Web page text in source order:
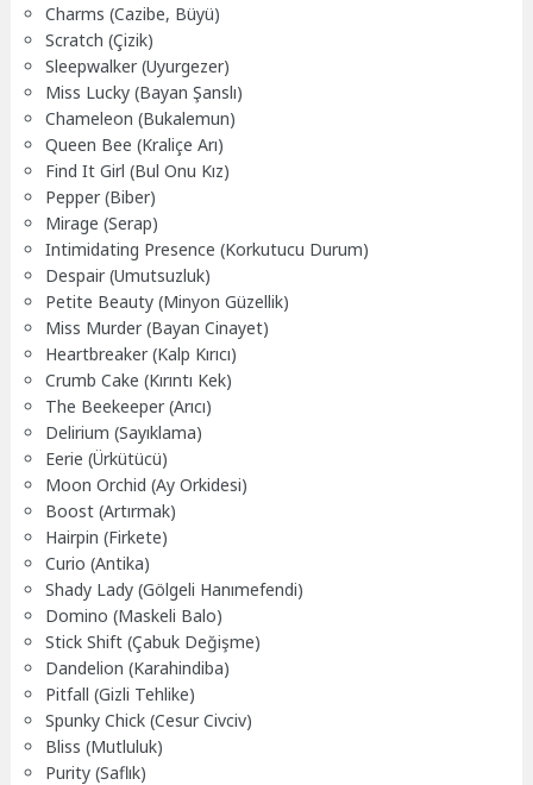
Charms (Cazibe, Büyü)
Scratch (Çizik)
Sleepwalker (Uyurgezer)
Miss Lucky (Bayan Şanslı)
Chameleon (Bukalemun)
Queen Bee (Kraliçe Arı)
Find It Girl (Bul Onu Kız)
Pepper (Biber)
Mirage (Serap)
Intimidating Presence (Korkutucu Durum)
Despair (Umutsuzluk)
Petite Beauty (Minyon Güzellik)
Miss Murder (Bayan Cinayet)
Heartbreaker (Kalp Kırıcı)
Crumb Cake (Kırıntı Kek)
The Beekeeper (Arıcı)
Delirium (Sayıklama)
Eerie (Ürkütücü)
Moon Orchid (Ay Orkidesi)
Boost (Artırmak)
Hairpin (Firkete)
Curio (Antika)
Shady Lady (Gölgeli Hanımefendi)
Domino (Maskeli Balo)
Stick Shift (Çabuk Değişme)
Dandelion (Karahindiba)
Pitfall (Gizli Tehlike)
Spunky Chick (Cesur Civciv)
Bliss (Mutluluk)
Purity (Saflık)